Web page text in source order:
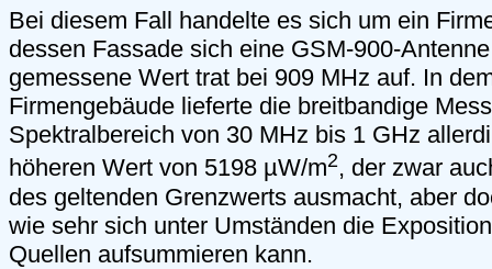
Bei diesem Fall handelte es sich um ein
dessen Fassade sich eine GSM-900-
gemessene Wert trat bei 909 MHz auf. In
Firmengebäude lieferte die breitbandige
Spektralbereich von 30 MHz bis 1 GHz
höheren Wert von 5198 µW/m2, der zwar
des geltenden Grenzwerts ausmacht, aber
wie sehr sich unter Umständen die
Quellen aufsummieren kann.